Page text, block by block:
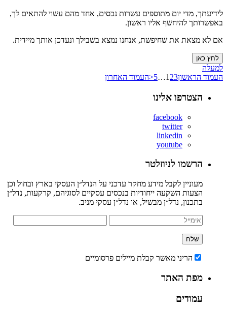
לידיעתך, מדי יום מתוספים עשרות נכסים, אחד מהם עשוי להתאים לך,
באפשרותך להיחשף אליו ראשון.
אם לא מצאת את שחיפשת, אנחנו נמצא בשבילך ונעדכן אותך מיידית.
לחץ כאן
למעלה
העמוד הראשון
1 23
…
5
<העמוד האחרון
הצטרפו אלינו
facebook
twitter
linkedin
youtube
הרשמו לניוזלטר
מעוניין לקבל מידע מחקר עדכני על הנדל״ן העסקי בארץ ובחול וכן
הצעות השקעה ייחודיות בנכסים עסקיים לסוגיהם, קרקעות, נדל״ן
בתכנון, נדל״ן מבשיל, או נדל״ן עסקי מניב.
הריני מאשר קבלת מיילים פרסומיים
מפת האתר
עמודים